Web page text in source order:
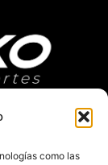
como las
EUROPEAS